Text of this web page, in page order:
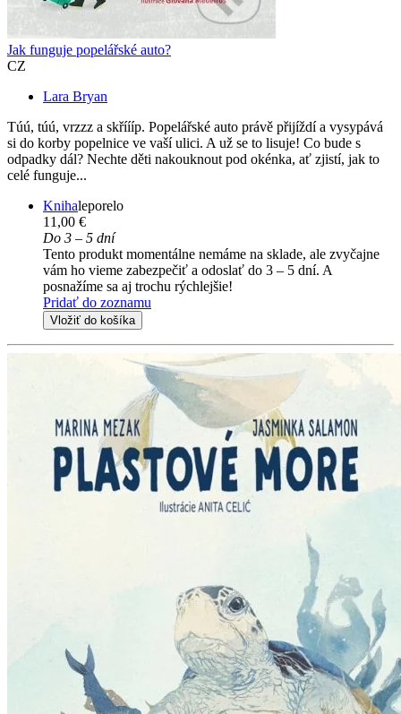
Jak funguje popelářské auto?
CZ
Lara Bryan
Túú, túú, vrzzz a skříííp. Popelářské auto právě přijíždí a vysypává
si do korby popelnice ve vaší ulici. A už se to lisuje! Co bude s
odpadky dál? Nechte děti nakouknout pod okénka, ať zjistí, jak to
celé funguje...
Knihaleporelo
11,00 €
Do 3 – 5 dní
Tento produkt momentálne nemáme na sklade, ale zvyčajne
vám ho vieme zabezpečiť a odoslať do 3 – 5 dní. A
posnažíme sa aj trochu rýchlejšie!
Pridať do zoznamu
Vložiť do košíka